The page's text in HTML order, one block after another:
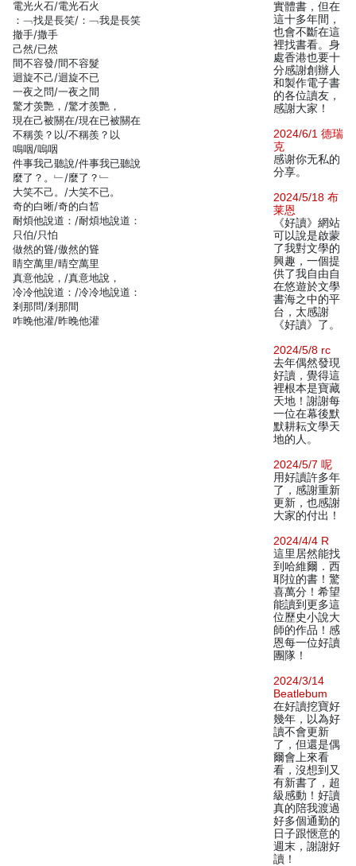
電光火石/電光石火
：﹁找是長笑/：﹁我是長笑
撤手/撒手
己然/已然
間不容發/間不容髮
迴旋不己/迴旋不已
一夜之問/一夜之間
驚才羡艷，/驚才羨艷，
現在己被關在/現在已被關在
不稱羡？以/不稱羨？以
鳴咽/嗚咽
件事我己聽說/件事我已聽說
麼了？。﹂/麼了？﹂
大笑不己。/大笑不已。
奇的白晰/奇的白皙
耐煩他說道：/耐煩地說道：
只伯/只怕
做然的聳/傲然的聳
睛空萬里/晴空萬里
真意他說，/真意地說，
冷冷他說道：/冷冷地說道：
剎那問/剎那間
咋晚他灌/昨晚他灌
實體書，但在
這十多年間，
也會不斷在這
裡找書看。身
處香港也要十
分感謝創辦人
和製作電子書
的各位讀友，
感謝大家！
2024/6/1 德瑞
克
感谢你无私的
分享。
2024/5/18 布
莱恩
《好讀》網站
可以說是啟蒙
了我對文學的
興趣，一個提
供了我自由自
在悠遊於文學
書海之中的平
台，太感謝
《好讀》了。
2024/5/8 rc
去年偶然發現
好讀，覺得這
裡根本是寶藏
天地！謝謝每
一位在幕後默
默耕耘文學天
地的人。
2024/5/7 呢
用好讀許多年
了，感謝重新
更新，也感謝
大家的付出！
2024/4/4 R
這里居然能找
到哈維爾．西
耶拉的書！驚
喜萬分！希望
能讀到更多這
位歷史小說大
師的作品！感
恩每一位好讀
團隊！
2024/3/14
Beatlebum
在好讀挖寶好
幾年，以為好
讀不會更新
了，但還是偶
爾會上來看
看，沒想到又
有新書了，超
級感動！好讀
真的陪我渡過
好多個通勤的
日子跟愜意的
週末，謝謝好
讀！